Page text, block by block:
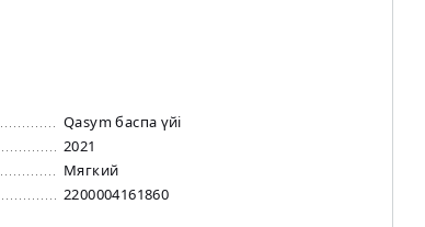
Qasym баспа үйі
2021
Мягкий
2200004161860